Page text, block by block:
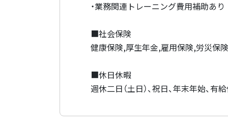
・業務関連トレーニング費用補助あり
■社会保険
健康保険,厚生年金,雇用保険,労災保険
■休日休暇
週休二日（土日）、祝日、年末年始、有